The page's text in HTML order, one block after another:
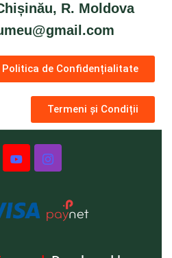
R. Moldova
Politica de Confidențialitate
Termeni și Condiții